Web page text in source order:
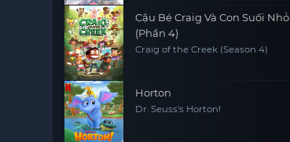
Cậu Bé Craig Và Con Suối Nhỏ
(Phần 4)
Craig of the Creek (Season 4)
Horton
Dr. Seuss's Horton!